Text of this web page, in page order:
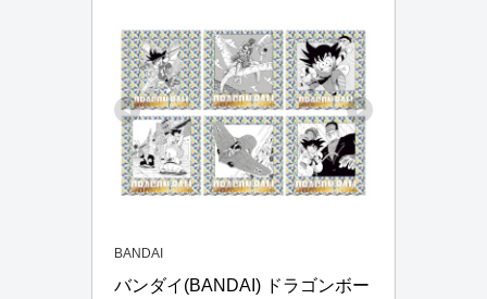
BANDAI
バンダイ(BANDAI) ドラゴンボー